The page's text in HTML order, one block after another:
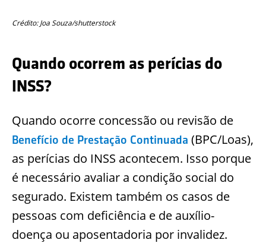
Crédito: Joa Souza/shutterstock
Quando ocorrem as perícias do
INSS?
Quando ocorre concessão ou revisão de
Benefício de Prestação Continuada (BPC/Loas),
as perícias do INSS acontecem. Isso porque
é necessário avaliar a condição social do
segurado. Existem também os casos de
pessoas com deficiência e de auxílio-
doença ou aposentadoria por invalidez.